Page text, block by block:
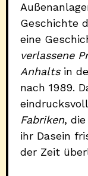
Geschichte
eine
verlassene
Anhaltsin
nach 1989.
Fabriken,
ihr Dasein
der Zeit